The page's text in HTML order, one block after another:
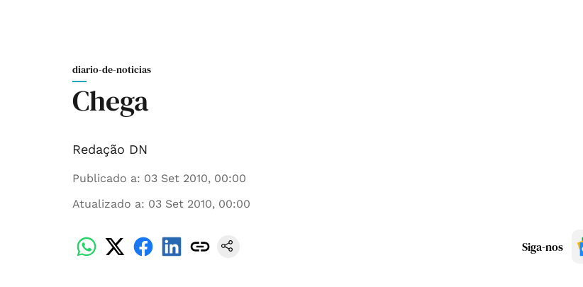
diario-de-noticias
Chega
Redação DN
Publicado a: 03 Set 2010, 00:00
Atualizado a: 03 Set 2010, 00:00
Siga-nos